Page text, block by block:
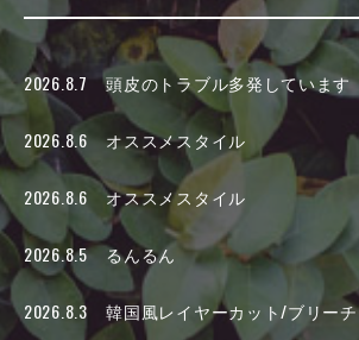
2026.8.7 頭皮のトラブル多発しています
2026.8.6 オススメスタイル
2026.8.6 オススメスタイル
2026.8.5 るんるん
2026.8.3
韓国風レイヤーカット/ブリーチ